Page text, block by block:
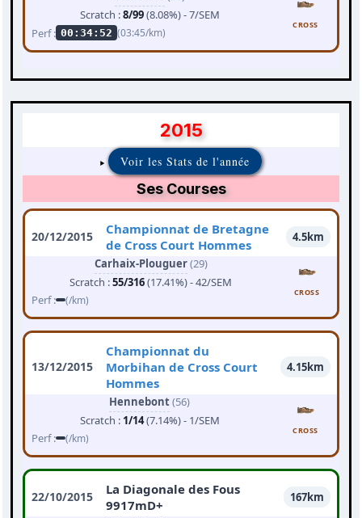
Scratch :8/99(8.08%) - 7/SEM
Perf : 00:34:52 (03:45/km)
CROSS
2015
Voir les Stats de l'année
Ses Courses
20/12/2015
Championnat de Bretagne
de Cross Court Hommes
4.5km
Carhaix-Plouguer(29)
Scratch :55/316(17.41%) - 42/SEM
Perf :
(/km)
CROSS
13/12/2015
Championnat du
Morbihan de Cross Court
Hommes
4.15km
Hennebont(56)
Scratch : 1/14(7.14%) - 1/SEM
Perf :
(/km)
CROSS
22/10/2015
La Diagonale des Fous
9917mD+
167km